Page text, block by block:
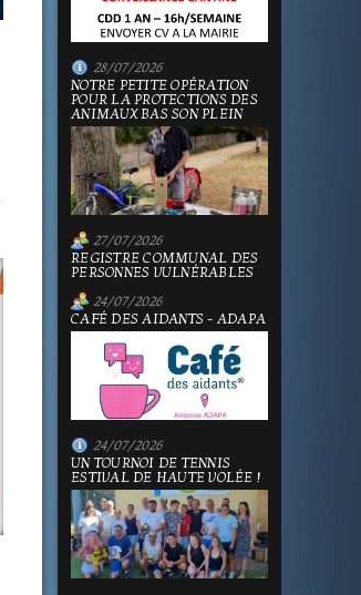
28/07/2026
NOTRE PETITE OPÉRATION
POUR LA PROTECTIONS DES
ANIMAUX BAS SON PLEIN
27/07/2026
REGISTRE COMMUNAL DES
PERSONNES VULNÉRABLES
24/07/2026
CAFÉ DES AIDANTS - ADAPA
24/07/2026
UN TOURNOI DE TENNIS
ESTIVAL DE HAUTE VOLÉE !